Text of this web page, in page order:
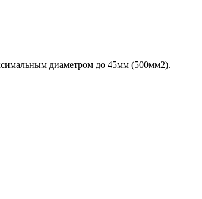
диаметром до 45мм (500мм2).